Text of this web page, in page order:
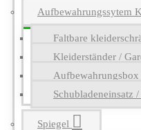
Aufbewahrungssytem
Faltbare
Kleiderständer /
Schubladeneinsatz
Spiegel